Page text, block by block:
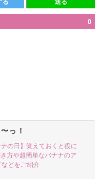
0
っ！
ナの日】覚えておくと役に
方や超簡単なバナナのア
どをご紹介